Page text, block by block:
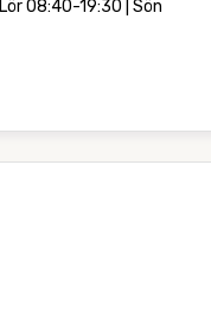
08:40-19:30 | Sön